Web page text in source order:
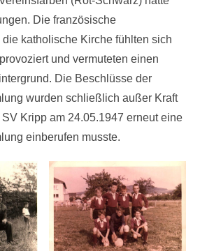
Die französische
katholische Kirche fühlten sich
und vermuteten einen
Die Beschlüsse der
wurden schließlich außer Kraft
Kripp am 24.05.1947 erneut eine
einberufen musste.